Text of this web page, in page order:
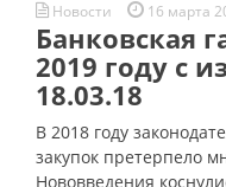
Новости 16 марта
Банковская
2019 году с
18.03.18
В 2018 году
закупок претерпело
Нововведения